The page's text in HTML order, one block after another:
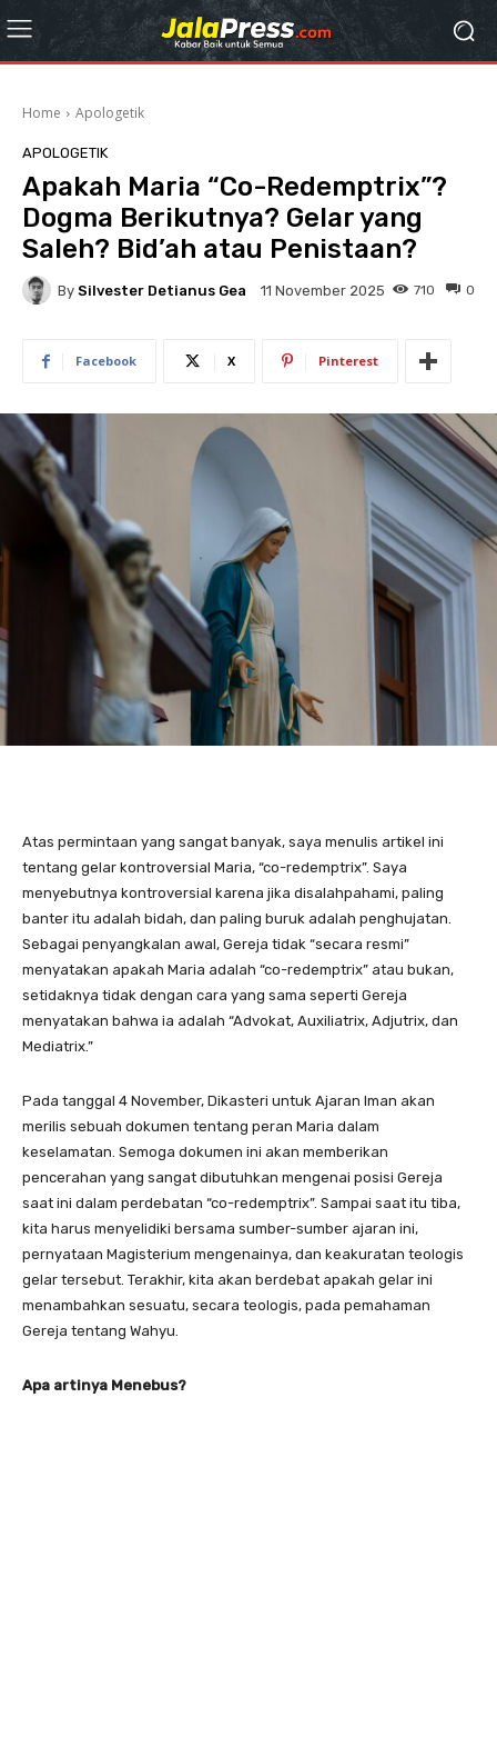
Home Apologetik
APOLOGETIK
Apakah Maria “Co-Redemptrix”?
Dogma Berikutnya? Gelar yang
Saleh? Bid’ah atau Penistaan?
By Silvester Detianus Gea 11 November 2025 0
710
Facebook X Pinterest
Atas permintaan yang sangat banyak, saya menulis artikel ini
tentang gelar kontroversial Maria, “co-redemptrix”. Saya
menyebutnya kontroversial karena jika disalahpahami, paling
banter itu adalah bidah, dan paling buruk adalah penghujatan.
Sebagai penyangkalan awal, Gereja tidak “secara resmi”
menyatakan apakah Maria adalah “co-redemptrix” atau bukan,
setidaknya tidak dengan cara yang sama seperti Gereja
menyatakan bahwa ia adalah “Advokat, Auxiliatrix, Adjutrix, dan
Mediatrix.”
Pada tanggal 4 November, Dikasteri untuk Ajaran Iman akan
merilis sebuah dokumen tentang peran Maria dalam
keselamatan. Semoga dokumen ini akan memberikan
pencerahan yang sangat dibutuhkan mengenai posisi Gereja
saat ini dalam perdebatan “co-redemptrix”. Sampai saat itu tiba,
kita harus menyelidiki bersama sumber-sumber ajaran ini,
pernyataan Magisterium mengenainya, dan keakuratan teologis
gelar tersebut. Terakhir, kita akan berdebat apakah gelar ini
menambahkan sesuatu, secara teologis, pada pemahaman
Gereja tentang Wahyu.
Apa artinya Menebus?